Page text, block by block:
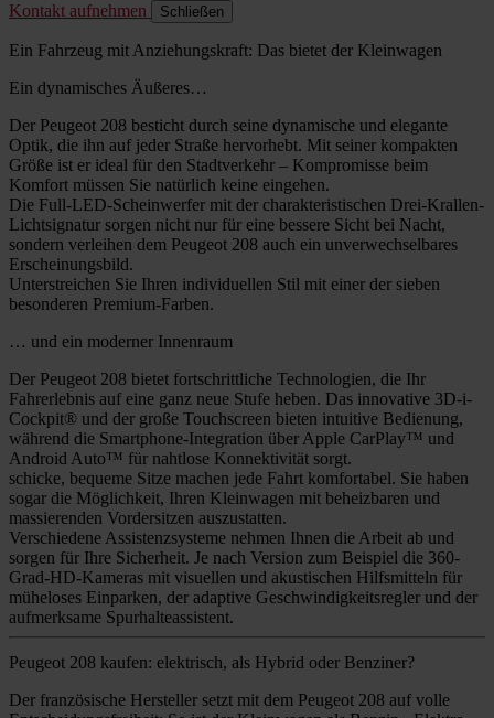
Kontakt aufnehmen
Schließen
Ein Fahrzeug mit Anziehungskraft: Das bietet der Kleinwagen
Ein dynamisches Äußeres…
Der Peugeot 208 besticht durch seine dynamische und elegante
Optik, die ihn auf jeder Straße hervorhebt. Mit seiner kompakten
Größe ist er ideal für den Stadtverkehr – Kompromisse beim
Komfort müssen Sie natürlich keine eingehen.
Die Full-LED-Scheinwerfer mit der charakteristischen Drei-Krallen-
Lichtsignatur sorgen nicht nur für eine bessere Sicht bei Nacht,
sondern verleihen dem Peugeot 208 auch ein unverwechselbares
Erscheinungsbild.
Unterstreichen Sie Ihren individuellen Stil mit einer der sieben
besonderen Premium-Farben.
… und ein moderner Innenraum
Der Peugeot 208 bietet fortschrittliche Technologien, die Ihr
Fahrerlebnis auf eine ganz neue Stufe heben. Das innovative 3D-i-
Cockpit® und der große Touchscreen bieten intuitive Bedienung,
während die Smartphone-Integration über Apple CarPlay™ und
Android Auto™ für nahtlose Konnektivität sorgt.
schicke, bequeme Sitze machen jede Fahrt komfortabel. Sie haben
sogar die Möglichkeit, Ihren Kleinwagen mit beheizbaren und
massierenden Vordersitzen auszustatten.
Verschiedene Assistenzsysteme nehmen Ihnen die Arbeit ab und
sorgen für Ihre Sicherheit. Je nach Version zum Beispiel die 360-
Grad-HD-Kameras mit visuellen und akustischen Hilfsmitteln für
müheloses Einparken, der adaptive Geschwindigkeitsregler und der
aufmerksame Spurhalteassistent.
Peugeot 208 kaufen: elektrisch, als Hybrid oder Benziner?
Der französische Hersteller setzt mit dem Peugeot 208 auf volle